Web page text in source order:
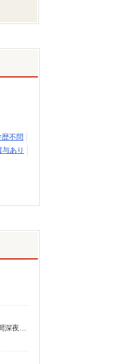
歴不問
あり
時給1,305円〜1,892円 ★土日祝日は時給100円アップ！ ・特定事業所加算手当:60円/時間 ・身体介護手当:500円/時間 ・早朝夜間深夜手当:300円/時間 （18:00〜翌07:59の時間帯） ・ICT手当:2,000円/月 ・深夜割増は別途支給 ・ケア→ケアの移動時間も賃金（時給）を支給 ※給与幅は資格・経験等による